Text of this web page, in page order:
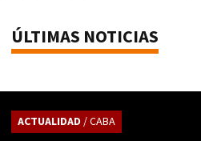
ÚLTIMAS NOTICIAS
ACTUALIDAD / CABA